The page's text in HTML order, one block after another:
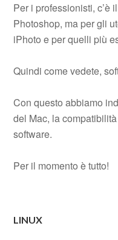
Per i professionisti, c’è
Photoshop, ma per gli
iPhoto e per quelli più
Quindi come vedete,
Con questo abbiamo
del Mac, la
software.
Per il momento è tutto!
LINUX